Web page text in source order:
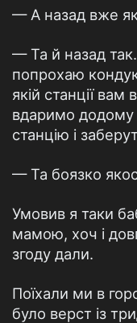
— А назад вже
— Та й назад
попрохаю
якій станції
вдаримо додому
станцію і
— Та боязко
Умовив я таки
мамою, хоч і
згоду дали.
Поїхали ми в
було верст із